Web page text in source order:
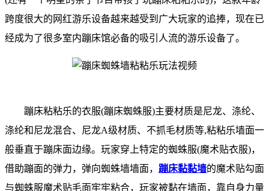
跨度很大的网红游乐设备越来越受到广大玩家的追捧，现在已
经成为了很多室内蹦床馆必备的吸引人流的游乐设备了。
蹦床粘粘乐的衣服(蹦床蜘蛛服)主要材质是尼龙、涤纶、
涤纶和尼龙混合、尼龙A级材质、不抓毛材质等,粘粘乐墙面一
般垂直于蹦床面边缘。玩家穿上特定的蜘蛛服(魔术贴衣服)，
借助蹦面的弹力，弹向蜘蛛墙墙面， 蹦床黏黏墙的魔术贴勾面
与蜘蛛服魔术贴毛面牢牢粘合，玩家被黏在墙面，靠自身力量